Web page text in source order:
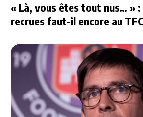
« Là, vous êtes tout nus… »
recrues faut-il encore au